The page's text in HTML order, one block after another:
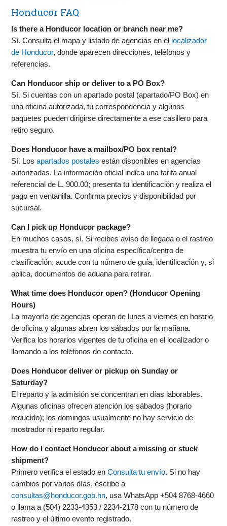
Honducor FAQ
Is there a Honducor location or branch near me?
Sí. Consulta el mapa y listado de agencias en el localizador
de Honducor, donde aparecen direcciones, teléfonos y
referencias.
Can Honducor ship or deliver to a PO Box?
Sí. Si cuentas con un apartado postal (apartado/PO Box) en
una oficina autorizada, tu correspondencia y algunos
paquetes pueden dirigirse directamente a ese casillero para
retiro seguro.
Does Honducor have a mailbox/PO box rental?
Sí. Losapartados postales están disponibles en agencias
autorizadas. La información oficial indica una tarifa anual
referencial de L. 900.00; presenta tu identificación y realiza el
pago en ventanilla. Confirma precios y disponibilidad por
sucursal.
Can I pick up Honducor package?
En muchos casos, sí. Si recibes aviso de llegada o el rastreo
muestra tu envío en una oficina específica/centro de
clasificación, acude con tu número de guía, identificación y, si
aplica, documentos de aduana para retirar.
What time does Honducor open? (Honducor Opening
Hours)
La mayoría de agencias operan de lunes a viernes en horario
de oficina y algunas abren los sábados por la mañana.
Verifica los horarios vigentes de tu oficina en el localizador o
llamando a los teléfonos de contacto.
Does Honducor deliver or pickup on Sunday or
Saturday?
El reparto y la admisión se concentran en días laborables.
Algunas oficinas ofrecen atención los sábados (horario
reducido); los domingos usualmente no hay servicio de
mostrador ni reparto regular.
How do I contact Honducor about a missing or stuck
shipment?
Primero verifica el estado enConsulta tu envío. Si no hay
cambios por varios días, escribe a
consultas@honducor.gob.hn, usa WhatsApp +504 8768-4660
o llama a (504) 2233-4353 / 2234-2178 con tu número de
rastreo y el último evento registrado.